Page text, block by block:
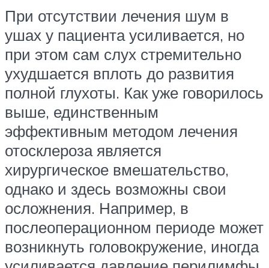
При отсутствии лечения шум в
ушах у пациента усиливается, но
при этом сам слух стремительно
ухудшается вплоть до развития
полной глухоты. Как уже говорилось
выше, единственным
эффективным методом лечения
отосклероза является
хирургическое вмешательство,
однако и здесь возможны свои
осложнения. Например, в
послеоперационном периоде может
возникнуть головокружение, иногда